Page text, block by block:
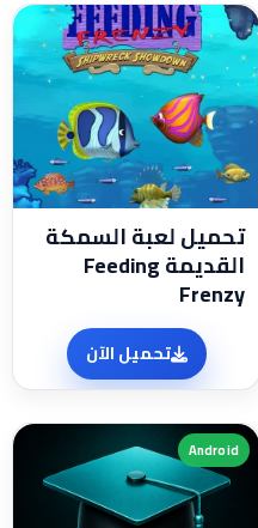
تحميل لعبة السمكة
القديمة Feeding
Frenzy
تحميل الآن
Android